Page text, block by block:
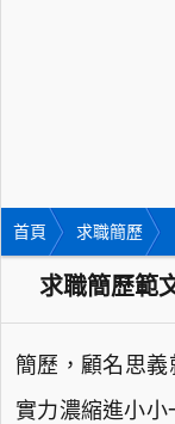
首頁 求職簡歷
求職簡歷範
簡歷，顧名思義
實力濃縮進小小